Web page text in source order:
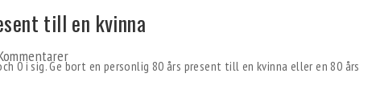
till en kvinna